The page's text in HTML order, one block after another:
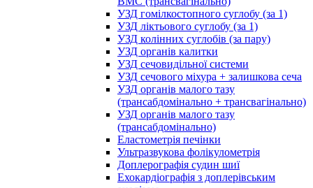
УЗД гомілкостопного суглобу (за 1)
УЗД ліктьового суглобу (за 1)
УЗД колінних суглобів (за пару)
УЗД органів калитки
УЗД сечовидільної системи
УЗД сечового міхура + залишкова сеча
УЗД органів малого тазу
(трансабдомінально + трансвагінально)
УЗД органів малого тазу
(трансабдомінально)
Еластометрія печінки
Ультразвукова фолікулометрія
Доплерографія судин шиї
Ехокардіографія з доплерівським